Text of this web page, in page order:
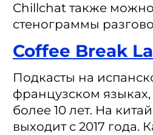
Chillchat также
стенограммы
Coffee Break
Подкасты на
французском
более 10 лет. На
выходит с 2017